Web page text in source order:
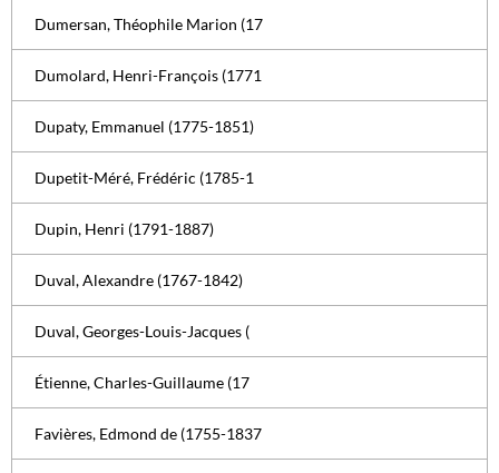
Dumersan, Théophile Marion (17
Dumolard, Henri-François (1771
Dupaty, Emmanuel (1775-1851)
Dupetit-Méré, Frédéric (1785-1
Dupin, Henri (1791-1887)
Duval, Alexandre (1767-1842)
Duval, Georges-Louis-Jacques (
Étienne, Charles-Guillaume (17
Favières, Edmond de (1755-1837